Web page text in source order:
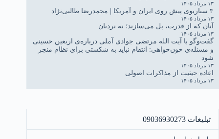
۱۳ مرداد ۱۴۰۵
۳ سناریوی پیش روی ایران و آمریکا | محمدرضا طالبی‌نژاد
۱۳ مرداد ۱۴۰۵
آنان که از قدرت، پل می‌سازند؛ نه نردبان
۱۳ مرداد ۱۴۰۵
گفت‌وگو با آیت الله مرتضی جوادی آملی درباره‌ی اربعین حسینی
و مسئله‌ی خون‌خواهی: انتقام نباید به شکستی برای نظام منجر
شود
۱۳ مرداد ۱۴۰۵
اعاده حیثیت از مذاکرات اصولی
۱۳ مرداد ۱۴۰۵
تبلیغات 09036930273